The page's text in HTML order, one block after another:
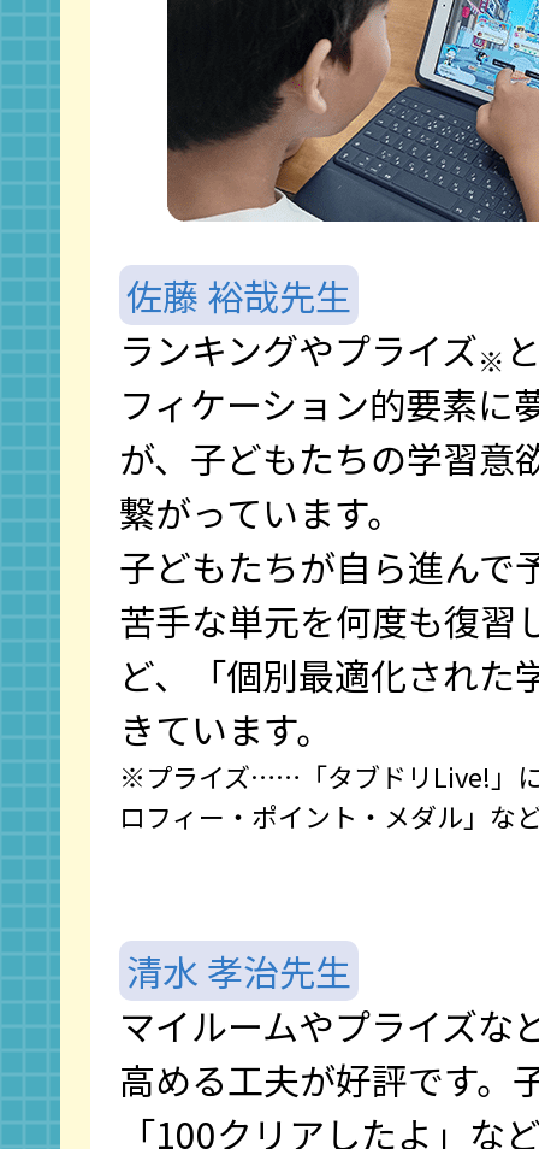
佐藤 裕哉先生
ランキングやプライズ※
フィケーション的要素に
が、子どもたちの学習意
繋がっています。
子どもたちが自ら進んで
苦手な単元を何度も復習
ど、「個別最適化された
きています。
※プライズ……「タブドリLive!」
ロフィー・ポイント・メダル」な
清水 孝治先生
マイルームやプライズな
高める工夫が好評です。
「100クリアしたよ」な